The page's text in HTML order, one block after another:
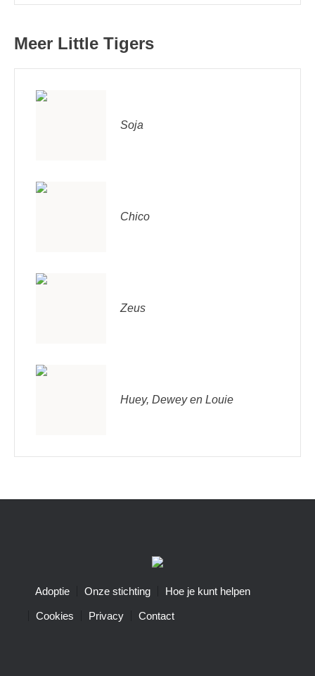
Meer Little Tigers
Soja
Chico
Zeus
Huey, Dewey en Louie
Adoptie Onze stichting Hoe je kunt helpen
Cookies Privacy Contact